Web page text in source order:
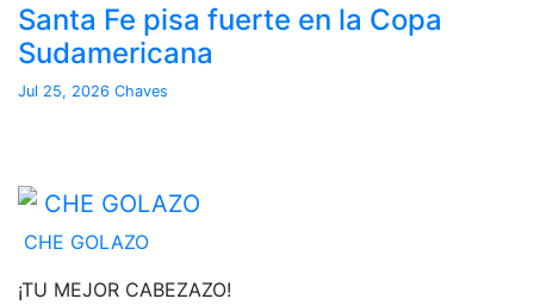
Santa Fe pisa fuerte en la Copa
Sudamericana
Jul 25, 2026 Chaves
CHE GOLAZO
¡TU MEJOR CABEZAZO!